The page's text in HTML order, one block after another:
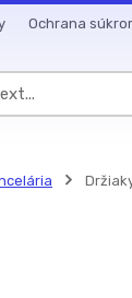
Ochrana